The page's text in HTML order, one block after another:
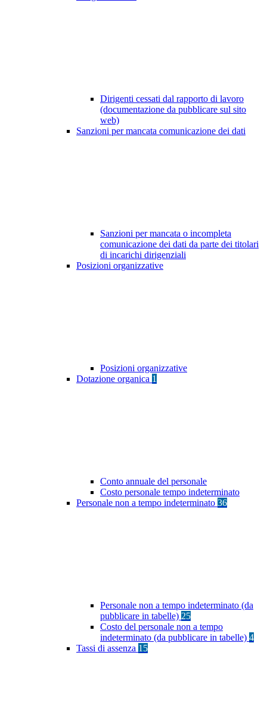
Dirigenti cessati dal rapporto di lavoro
(documentazione da pubblicare sul sito
web)
Sanzioni per mancata comunicazione dei dati
Sanzioni per mancata o incompleta
comunicazione dei dati da parte dei titolari
di incarichi dirigenziali
Posizioni organizzative
Posizioni organizzative
Dotazione organica 1
Conto annuale del personale
Costo personale tempo indeterminato
Personale non a tempo indeterminato 36
Personale non a tempo indeterminato (da
pubblicare in tabelle) 25
Costo del personale non a tempo
indeterminato (da pubblicare in tabelle) 4
Tassi di assenza 15